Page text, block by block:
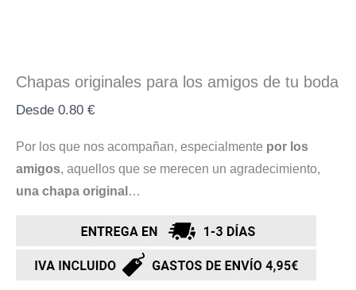
Chapas originales para los amigos de tu boda
Desde 0.80 €
Por los que nos acompañan, especialmente por los
amigos, aquellos que se merecen un agradecimiento,
una chapa original …